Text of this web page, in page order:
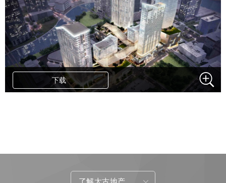
下载
了解太古地产